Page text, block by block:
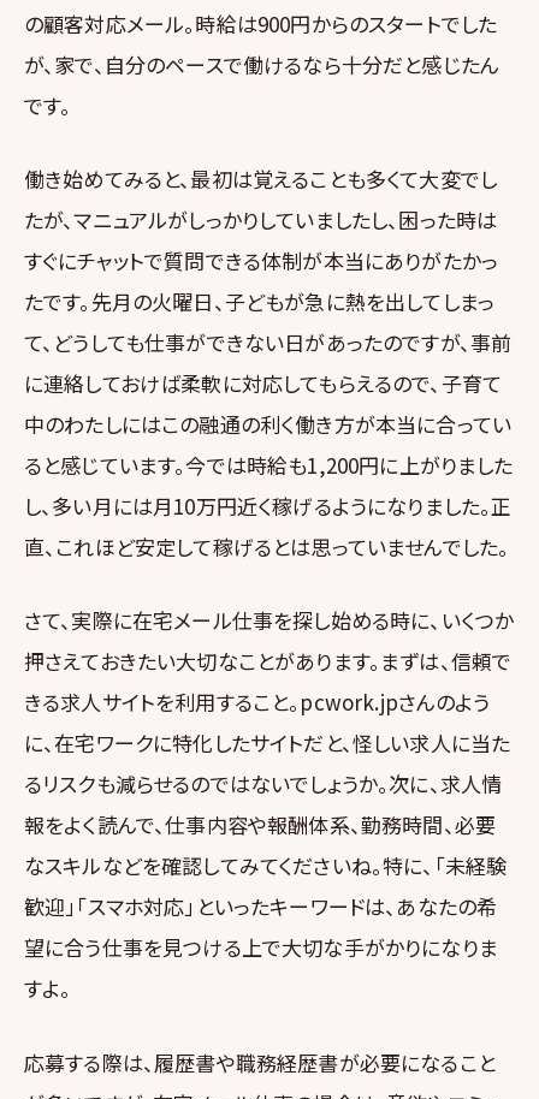
の顧客対応メール。時給は900円からのスタートでした
が、家で、自分のペースで働けるなら十分だと感じたん
です。
働き始めてみると、最初は覚えることも多くて大変でし
たが、マニュアルがしっかりしていましたし、困った時は
すぐにチャットで質問できる体制が本当にありがたかっ
たです。先月の火曜日、子どもが急に熱を出してしまっ
て、どうしても仕事ができない日があったのですが、事前
に連絡しておけば柔軟に対応してもらえるので、子育て
中のわたしにはこの融通の利く働き方が本当に合ってい
ると感じています。今では時給も1,200円に上がりました
し、多い月には月10万円近く稼げるようになりました。正
直、これほど安定して稼げるとは思っていませんでした。
さて、実際に在宅メール仕事を探し始める時に、いくつか
押さえておきたい大切なことがあります。まずは、信頼で
きる求人サイトを利用すること。pcwork.jpさんのよう
に、在宅ワークに特化したサイトだと、怪しい求人に当た
るリスクも減らせるのではないでしょうか。次に、求人情
報をよく読んで、仕事内容や報酬体系、勤務時間、必要
なスキルなどを確認してみてくださいね。特に、「未経験
歓迎」「スマホ対応」といったキーワードは、あなたの希
望に合う仕事を見つける上で大切な手がかりになりま
すよ。
応募する際は、履歴書や職務経歴書が必要になること